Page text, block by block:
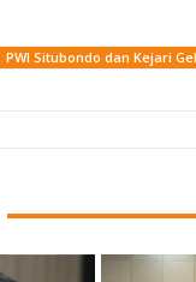
PWI Situbondo dan Kejari